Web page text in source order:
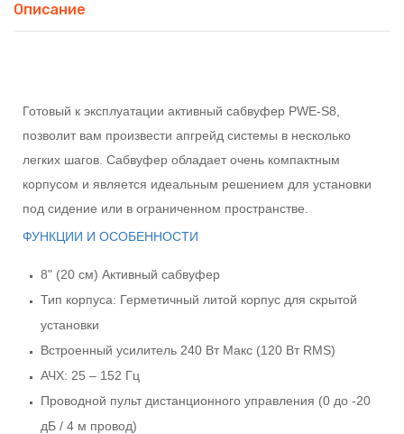
Описание
Готовый к эксплуатации активный сабвуфер PWE-S8,
позволит вам произвести апгрейд системы в несколько
легких шагов. Сабвуфер обладает очень компактным
корпусом и является идеальным решением для установки
под сидение или в ограниченном пространстве.
ФУНКЦИИ И ОСОБЕННОСТИ
8" (20 см) Активный сабвуфер
Тип корпуса: Герметичный литой корпус для скрытой
установки
Встроенный усилитель 240 Вт Макс (120 Вт RMS)
АЧХ: 25 – 152 Гц
Проводной пульт дистанционного управления (0 до -20
дБ / 4 м провод)